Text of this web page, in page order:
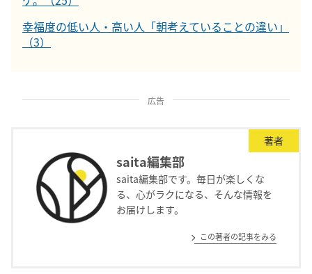
幸福度の低い人・高い人「朝考えていることの違い」
（3）
広告
著者
saita編集部
saita編集部です。毎日が楽しくな
る、心がラクになる、そんな情報を
お届けします。
この著者の記事をみる